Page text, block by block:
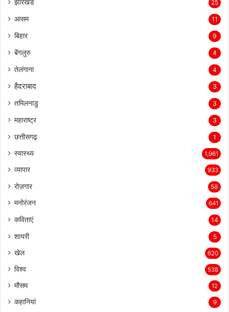
25
आसम 11
बिहार 9
बेंगलुरु 4
तेलंगाना 4
हैदराबाद 3
तमिलनाडु 3
महाराष्ट्र 3
छत्तीसगढ़ 1
स्वास्थ्य 1,961
व्यापार 933
रोज़गार 58
मनोरंजन 641
कविताएं 14
शायरी 5
खेल 620
विश्व 538
मौसम 12
कहानियां 9